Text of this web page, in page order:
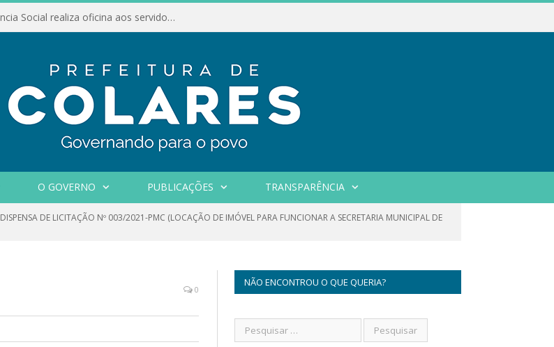
Conselho Municipal de Assistência Social realiza oficina aos servidores
O GOVERNO PUBLICAÇÕES TRANSPARÊNCIA
DISPENSA DE LICITAÇÃO Nº 003/2021-PMC (LOCAÇÃO DE IMÓVEL PARA FUNCIONAR A SECRETARIA MUNICIPAL DE
0
NÃO ENCONTROU O QUE QUERIA?